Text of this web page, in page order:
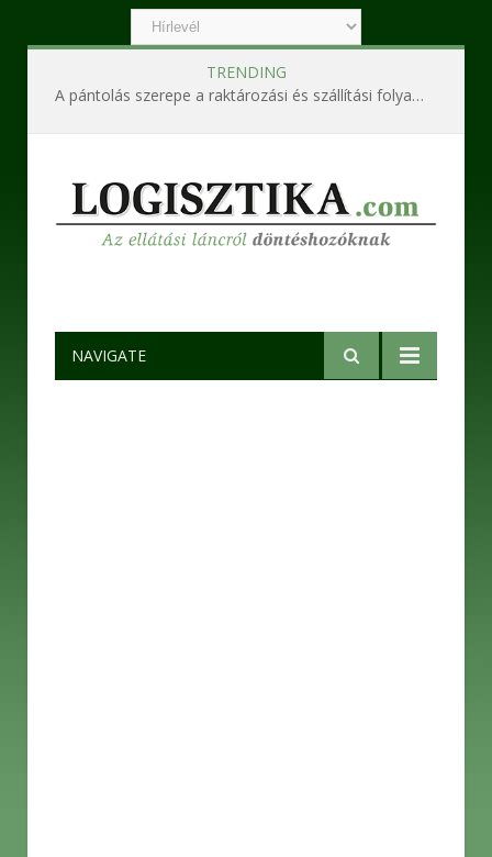
TRENDING
A pántolás szerepe a raktározási és szállítási folyamatokban
NAVIGATE